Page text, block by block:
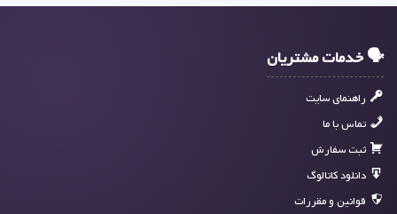
🗣 خدمات مشتریان
راهنمای سایت
تماس با ما
ثبت سفارش
دانلود کاتالوگ
قوانین و مقررات